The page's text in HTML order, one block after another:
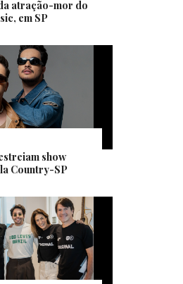
atração-mor do
em SP
show
Country-SP